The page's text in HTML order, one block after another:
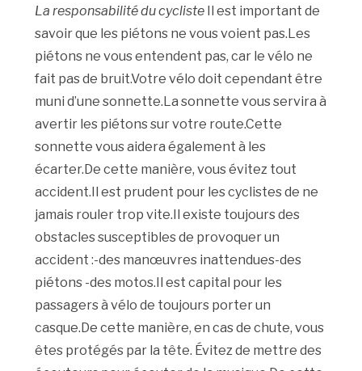
La responsabilité du cycliste Il est important de
savoir que les piétons ne vous voient pas.Les
piétons ne vous entendent pas, car le vélo ne
fait pas de bruit.Votre vélo doit cependant être
muni d’une sonnette.La sonnette vous servira à
avertir les piétons sur votre route.Cette
sonnette vous aidera également à les
écarter.De cette manière, vous évitez tout
accident.Il est prudent pour les cyclistes de ne
jamais rouler trop vite.Il existe toujours des
obstacles susceptibles de provoquer un
accident :-des manœuvres inattendues-des
piétons -des motos.Il est capital pour les
passagers à vélo de toujours porter un
casque.De cette manière, en cas de chute, vous
êtes protégés par la tête. Évitez de mettre des